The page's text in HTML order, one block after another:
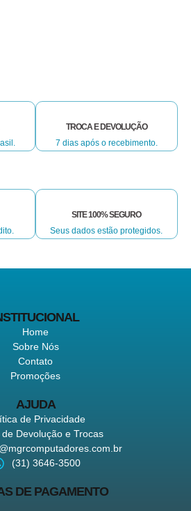
TROCA E DEVOLUÇÃO
7 dias após o recebimento.
SITE 100% SEGURO
Seus dados estão protegidos.
Home
Sobre Nós
Contato
Promoções
AJUDA
de Privacidade
de Devolução e Trocas
(31) 3646-3500
DE PAGAMENTO